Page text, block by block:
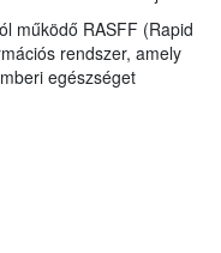
működő RASFF (Rapid
rendszer, amely
egészséget